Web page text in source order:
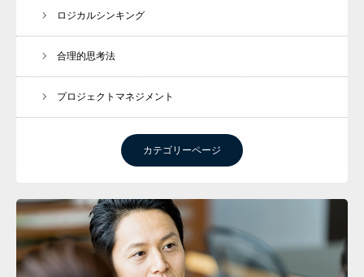
ロジカルシンキング
合理的思考法
プロジェクトマネジメント
カテゴリーページ